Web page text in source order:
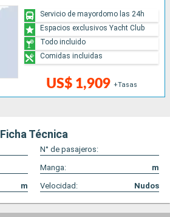
US$ 1,909 +Tasas
Servicio de mayordomo las 24h
Espacios exclusivos Yacht Club
Todo incluido
Comidas incluidas
Ficha Técnica
N° de pasajeros:
Manga:
m
m Velocidad: Nudos